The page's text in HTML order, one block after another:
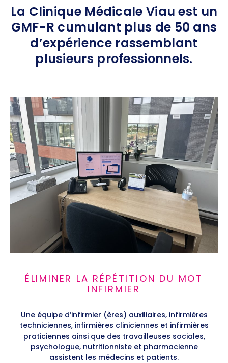
La Clinique Médicale Viau est un
GMF-R cumulant plus de 50 ans
d’expérience rassemblant
plusieurs professionnels.
ÉLIMINER LA RÉPÉTITION DU MOT
INFIRMIER
Une équipe d’infirmier (ères) auxiliaires, infirmières
techniciennes, infirmières cliniciennes et infirmières
praticiennes ainsi que des travailleuses sociales,
psychologue, nutritionniste et pharmacienne
assistent les médecins et patients.